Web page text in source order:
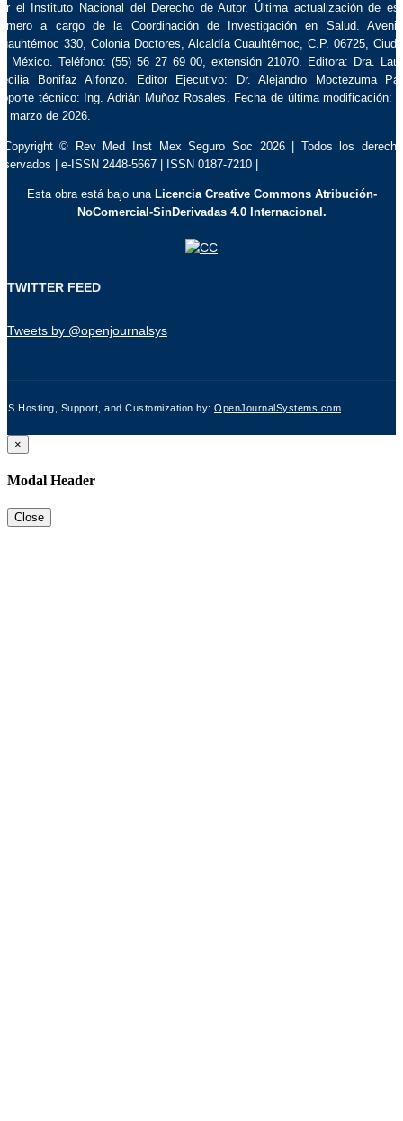
el Instituto Nacional del Derecho de Autor. Última actualización de
a cargo de la Coordinación de Investigación en Salud.
330, Colonia Doctores, Alcaldía Cuauhtémoc, C.P. 06725,
México. Teléfono: (55) 56 27 69 00, extensión 21070. Editora: Dra.
Bonifaz Alfonzo. Editor Ejecutivo: Dr. Alejandro Moctezuma
técnico: Ing. Adrián Muñoz Rosales. Fecha de última modificación:
marzo de 2026.
© Rev Med Inst Mex Seguro Soc 2026 | Todos los
| e-ISSN 2448-5667 | ISSN 0187-7210 |
Esta obra está bajo una Licencia Creative Commons Atribución-
NoComercial-SinDerivadas 4.0 Internacional.
TWITTER FEED
Tweets by @openjournalsys
Hosting, Support, and Customization by: OpenJournalSystems.com
×
Modal Header
Close